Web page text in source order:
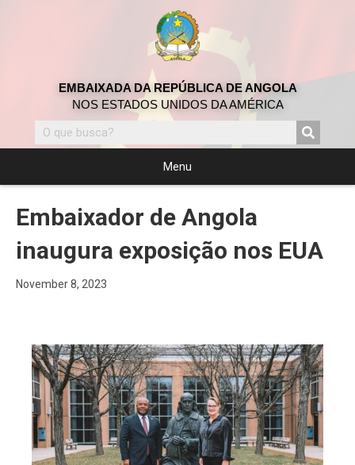
EMBAIXADA DA REPÚBLICA DE ANGOLA
NOS ESTADOS UNIDOS DA AMÉRICA
Menu
Embaixador de Angola
inaugura exposição nos EUA
November 8, 2023